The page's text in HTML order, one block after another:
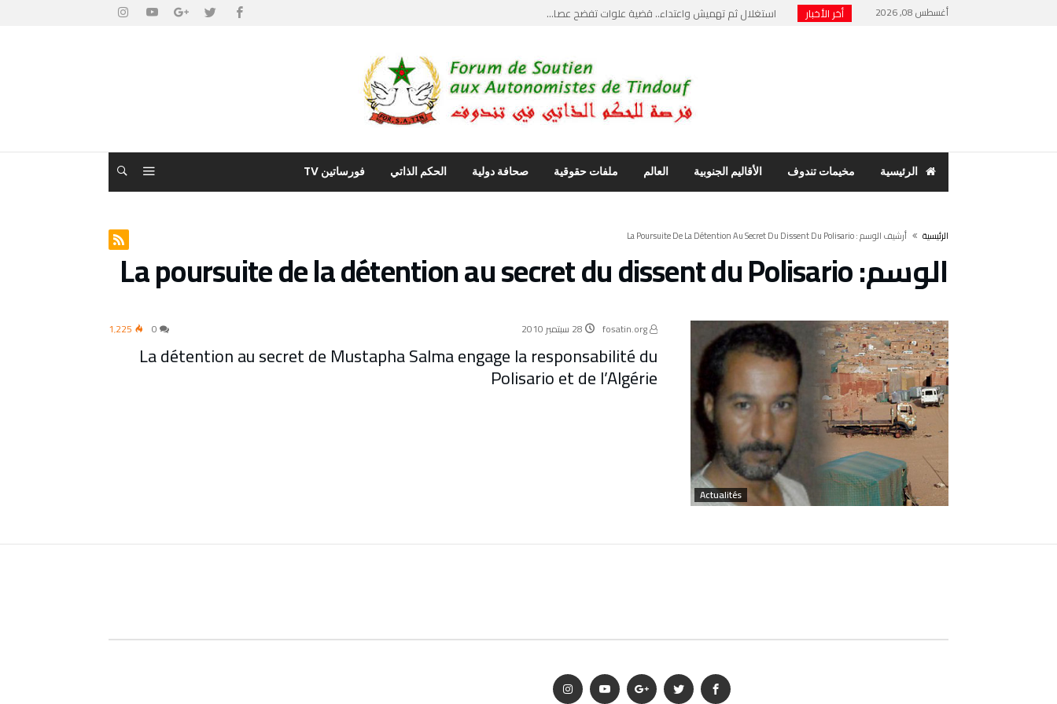
أغسطس 08, 2026 أخر الأخبار
استغلال ثم تهميش واعتداء.. قضية علوات تفضح عصا...
حنفية ماء تشعل فتيل مواجهات قبلية دامية وحارس ...
مخيمات تندوف: اجتماع علني يكسر جدار الصمت وأصو...
بسبب فضح الفساد وانتقاد ابراهيم غالي… استدعاء ...
الرئيسية مخيمات تندوف الأقاليم الجنوبية العالم ملفات حقوقية صحافة دولية الحكم الذاتي فورساتين TV
‫الرئيسية‬ ‫أرشيف الوسم :‬ La Poursuite De La Détention Au Secret Du Dissent Du Polisario
الوسم:La poursuite de la détention au secret du dissent du Polisario
Actualités
fosatin.org 28 سبتمبر 2010 1٬225
La détention au secret de Mustapha Salma engage la responsabilité du
Polisario et de l’Algérie